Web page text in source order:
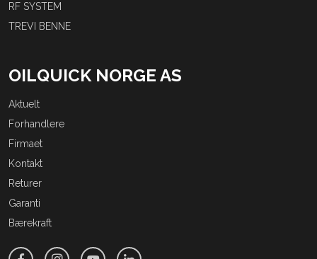
RF SYSTEM
TREVI BENNE
OILQUICK NORGE AS
Aktuelt
Forhandlere
Firmaet
Kontakt
Returer
Garanti
Bærekraft